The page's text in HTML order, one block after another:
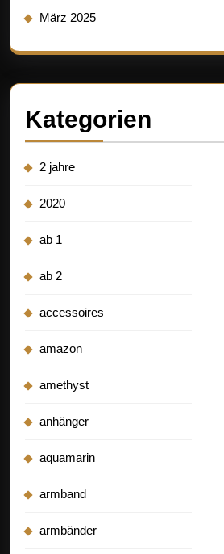
März 2025
Kategorien
2 jahre
2020
ab 1
ab 2
accessoires
amazon
amethyst
anhänger
aquamarin
armband
armbänder